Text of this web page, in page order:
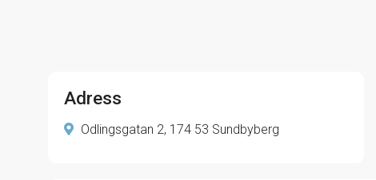
Adress
Odlingsgatan 2, 174 53 Sundbyberg